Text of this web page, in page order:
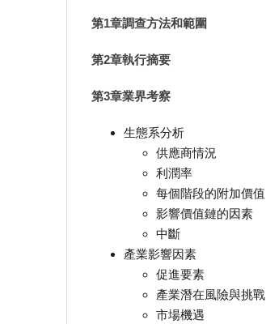
第1章調查方法和範圍
第2章執行摘要
第3章業界考察
生態系分析
供應商情況
利潤率
每個階段的附加價值
影響價值鏈的因素
中斷
產業影響因素
促進要素
產業潛在風險與挑戰
市場機遇